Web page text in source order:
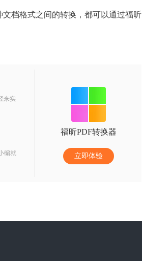
档格式之间的转换，都可以通过福昕
来实
编就
福昕PDF转换器
立即体验